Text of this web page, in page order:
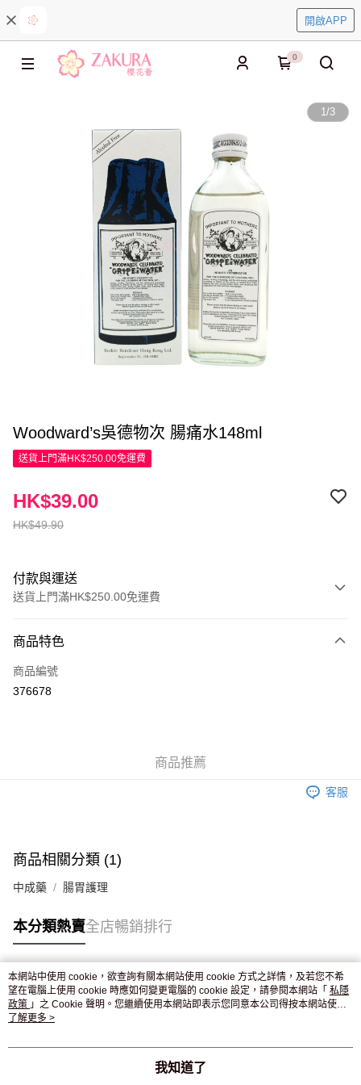
開啟APP
0
1/3
Woodward’s吳德物次 腸痛水148ml
送貨上門滿HK$250.00免運費
HK$49.90
HK$39.00
付款與運送
送貨上門滿HK$250.00免運費
信用卡
Apple Pay
付款後門市自取，訂單確認後2-4個工作天到店，7天內取。逾期後
商品特色
商品編號
376678
商品推薦
客服
商品相關分類 (1)
中成藥 腸胃護理
本分類熱賣全店暢銷排行
熱門標籤
熱銷排行
本網站中使用 cookie，欲查詢有關本網站使用 cookie 方式之詳情，及若您不希
望在電腦上使用 cookie 時應如何變更電腦的 cookie 設定，請參閱本網站「 私隱
政策 」之 Cookie 聲明。您繼續使用本網站即表示您同意本公司得按本網站使用
條款之 Cookie 聲明使用 cookie。
了解更多 >
我知道了